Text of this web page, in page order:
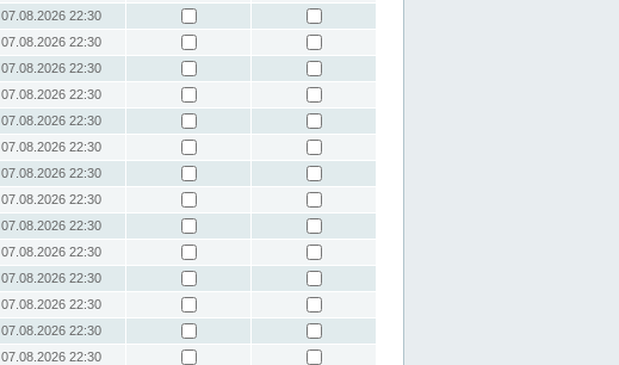
07.08.2026 22:30
07.08.2026 22:30
07.08.2026 22:30
07.08.2026 22:30
07.08.2026 22:30
07.08.2026 22:30
07.08.2026 22:30
07.08.2026 22:30
07.08.2026 22:30
07.08.2026 22:30
07.08.2026 22:30
07.08.2026 22:30
07.08.2026 22:30
07.08.2026 22:30